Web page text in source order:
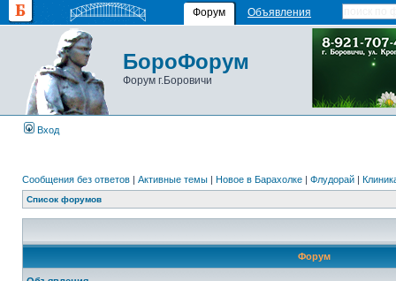
Форум Объявления
БороФорум
Форум г.Боровичи
Вход
Сообщения без ответов | Активные темы | Новое в Барахолке | Флудорай |
Список форумов
Форум